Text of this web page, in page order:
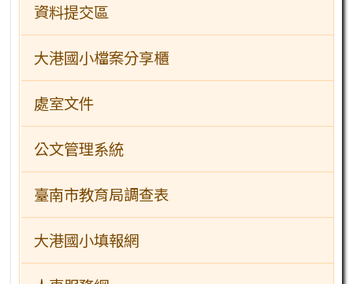
資料提交區
大港國小檔案分享櫃
處室文件
公文管理系統
臺南市教育局調查表
大港國小填報網